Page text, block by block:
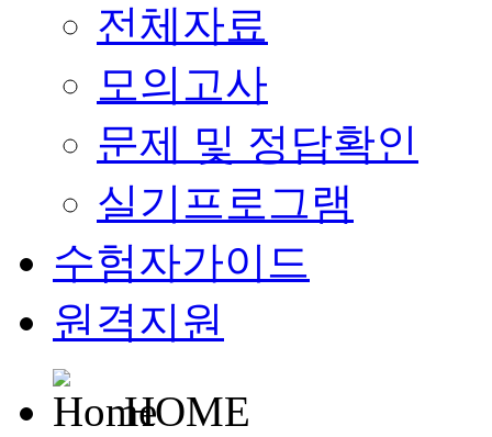
전체자료
모의고사
문제 및 정답확인
실기프로그램
수험자가이드
원격지원
HOME